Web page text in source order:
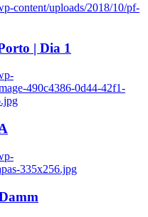
content/uploads/2018/10/pf-
| Dia 1
490c4386-0d44-42f1-
335x256.jpg